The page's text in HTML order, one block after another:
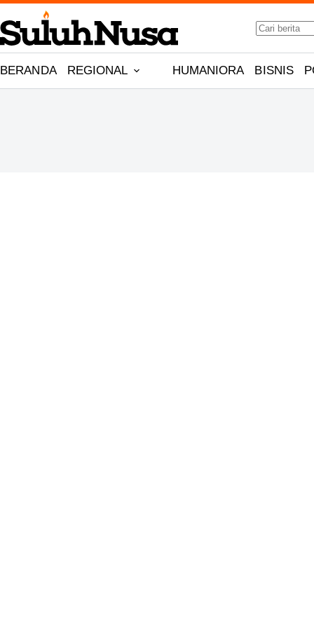
Skip
to
content
No
BERANDA REGIONAL HUMANIORA BISNIS